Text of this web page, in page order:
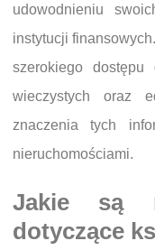
udowodnieniu
instytucji
szerokiego
wieczystych oraz
znaczenia tych
nieruchomościami.
Jakie są
dotyczące